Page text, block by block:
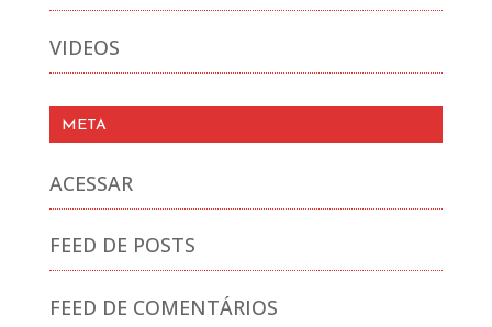
VIDEOS
META
ACESSAR
FEED DE POSTS
FEED DE COMENTÁRIOS